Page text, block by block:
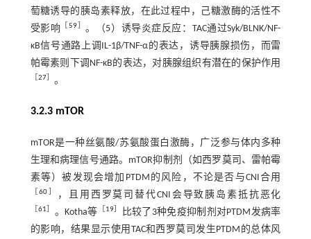
萄糖诱导的胰岛素释放，在此过程中，己糖激酶的活性不
受影响
59］ 。（5）诱导炎症反应：TAC通过Syk/BLNK/NF-
κB信号通路上调IL-1β/TNF-α的表达，诱导胰腺损伤，而雷
帕霉素则下调NF-κB的表达，对胰腺组织有潜在的保护作用
27］ 。
3.2.3 mTOR
mTOR是一种丝氨酸/苏氨酸蛋白激酶，广泛参与体内多种
生理和病理信号通路。mTOR抑制剂（如西罗莫司、雷帕霉
素等）被发现会增加PTDM的风险，不论是否与CNI合用
［60 ，且用西罗莫司替代CNI会导致胰岛素抵抗恶化
61 。Kotha等 19
比较了3种免疫抑制剂对PTDM发病率
的影响，结果显示使用TAC和西罗莫司发生PTDM的总体风